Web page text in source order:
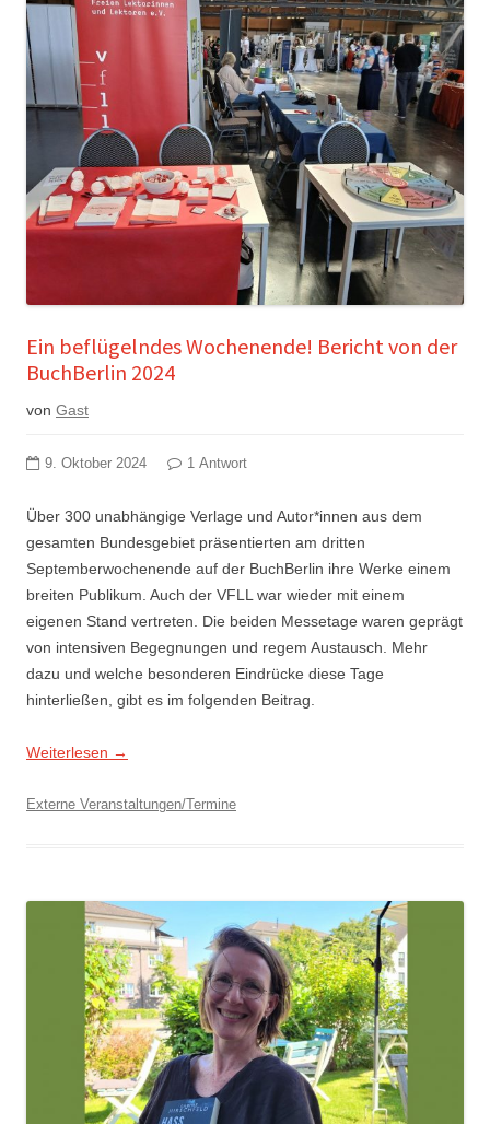
Ein beflügelndes Wochenende! Bericht von der
BuchBerlin 2024
von Gast
9. Oktober 2024 1 Antwort
Über 300 unabhängige Verlage und Autor*innen aus dem
gesamten Bundesgebiet präsentierten am dritten
Septemberwochenende auf der BuchBerlin ihre Werke einem
breiten Publikum. Auch der VFLL war wieder mit einem
eigenen Stand vertreten. Die beiden Messetage waren geprägt
von intensiven Begegnungen und regem Austausch. Mehr
dazu und welche besonderen Eindrücke diese Tage
hinterließen, gibt es im folgenden Beitrag.
Weiterlesen →
Externe Veranstaltungen/Termine